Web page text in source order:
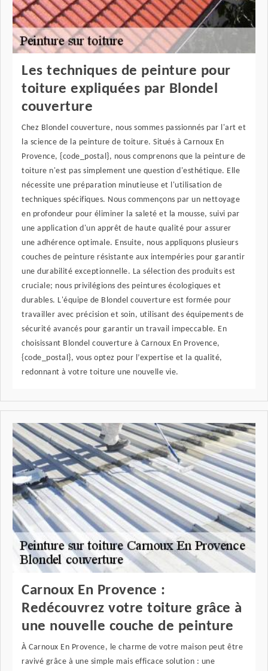
Les techniques de peinture pour
toiture expliquées par Blondel
couverture
Chez Blondel couverture, nous sommes passionnés par l'art et
la science de la peinture de toiture. Situés à Carnoux En
Provence, {code_postal}, nous comprenons que la peinture de
toiture n'est pas simplement une question d'esthétique. Elle
nécessite une préparation minutieuse et l'utilisation de
techniques spécifiques. Nous commençons par un nettoyage
en profondeur pour éliminer la saleté et la mousse, suivi par
une application d'un apprêt de haute qualité pour assurer
une adhérence optimale. Ensuite, nous appliquons plusieurs
couches de peinture résistante aux intempéries pour garantir
une durabilité exceptionnelle. La sélection des produits est
cruciale; nous privilégions des peintures écologiques et
durables. L'équipe de Blondel couverture est formée pour
travailler avec précision et soin, utilisant des équipements de
sécurité avancés pour garantir un travail impeccable. En
choisissant Blondel couverture à Carnoux En Provence,
{code_postal}, vous optez pour l’expertise et la qualité,
redonnant à votre toiture une nouvelle vie.
Carnoux En Provence :
Redécouvrez votre toiture grâce à
une nouvelle couche de peinture
À Carnoux En Provence, le charme de votre maison peut être
ravivé grâce à une simple mais efficace solution : une